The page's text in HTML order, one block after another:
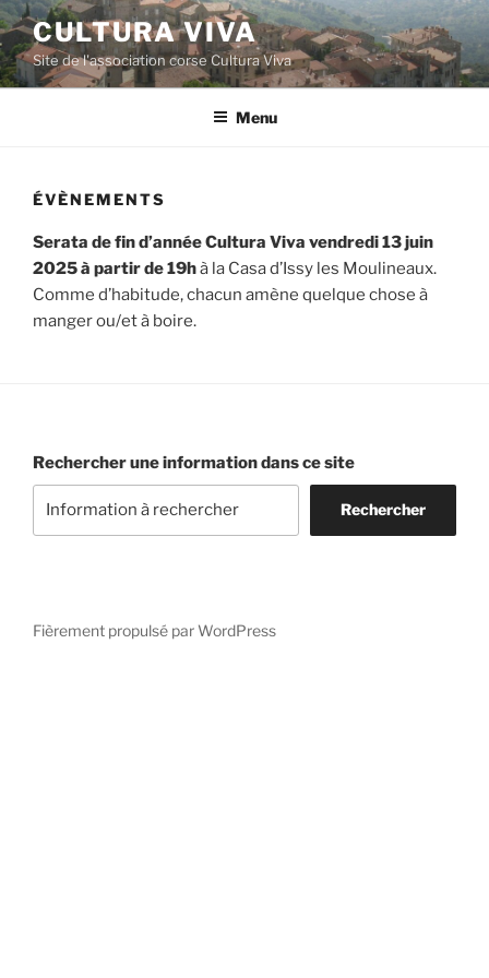
Aller
au
contenu
principal
CULTURA VIVA
Site de l'association corse Cultura Viva
Menu
ÉVÈNEMENTS
Serata de fin d’année Cultura Viva vendredi 13 juin
2025 à partir de 19hà la Casa d’Issy les Moulineaux.
Comme d’habitude, chacun amène quelque chose à
manger ou/et à boire.
Rechercher une information dans ce site
Rechercher
Fièrement propulsé par WordPress